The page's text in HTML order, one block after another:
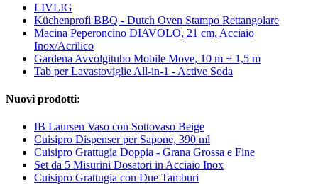
LIVLIG
Küchenprofi BBQ - Dutch Oven Stampo Rettangolare
Macina Peperoncino DIAVOLO, 21 cm, Acciaio
Inox/Acrilico
Gardena Avvolgitubo Mobile Move, 10 m + 1,5 m
Tab per Lavastoviglie All-in-1 - Active Soda
Nuovi prodotti:
IB Laursen Vaso con Sottovaso Beige
Cuisipro Dispenser per Sapone, 390 ml
Cuisipro Grattugia Doppia - Grana Grossa e Fine
Set da 5 Misurini Dosatori in Acciaio Inox
Cuisipro Grattugia con Due Tamburi